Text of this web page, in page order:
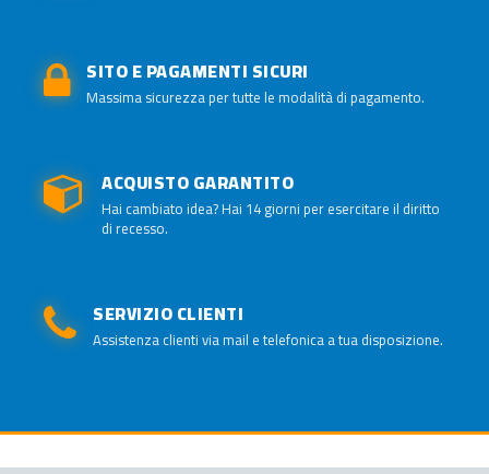
SITO E PAGAMENTI SICURI
Massima sicurezza per tutte le modalità di pagamento.
ACQUISTO GARANTITO
Hai cambiato idea? Hai 14 giorni per esercitare il diritto
di recesso.
SERVIZIO CLIENTI
Assistenza clienti via mail e telefonica a tua disposizione.